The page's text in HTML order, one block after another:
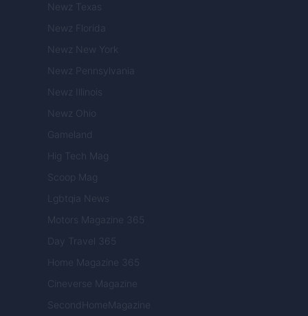
Newz Texas
Newz Florida
Newz New York
Newz Pennsylvania
Newz Illinois
Newz Ohio
Gameland
Hig Tech Mag
Scoop Mag
Lgbtqia News
Motors Magazine 365
Day Travel 365
Home Magazine 365
Cineverse Magazine
SecondHomeMagazine